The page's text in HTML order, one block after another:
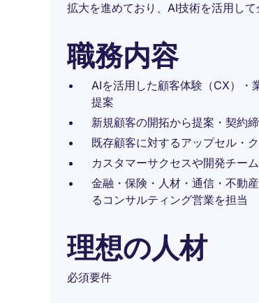
拡大を進めており、AI技術を活用し
職務内容
AIを活用した顧客体験（CX）・
提案
新規顧客の開拓から提案・契約
既存顧客に対するアップセル・
カスタマーサクセスや開発チー
金融・保険・人材・通信・不動
るコンサルティング営業を担当
理想の人材
必須要件